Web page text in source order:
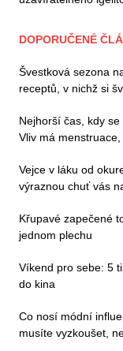
DOPORUČENÉ
Švestková sezona
receptů, v nichž si
Nejhorší čas, kdy
Vliv má
Vejce v láku od
výraznou chuť vás
Křupavé zapečené
jednom plechu
Víkend pro sebe: 5
do kina
Co nosí módní
musíte vyzkoušet,